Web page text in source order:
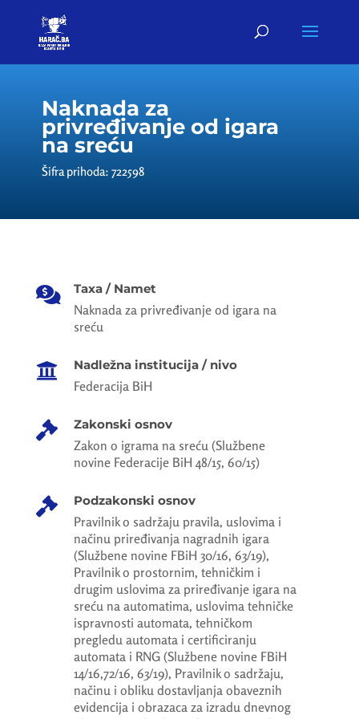
Naknada za
privređivanje od igara
na sreću
Šifra prihoda: 722598
 Taxa / Namet
Naknada za privređivanje od igara na
sreću
 Nadležna institucija / nivo
Federacija BiH
 Zakonski osnov
Zakon o igrama na sreću (Službene
novine Federacije BiH 48/15, 60/15)
 Podzakonski osnov
Pravilnik o sadržaju pravila, uslovima i
načinu priređivanja nagradnih igara
(Službene novine FBiH 30/16, 63/19),
Pravilnik o prostornim, tehničkim i
drugim uslovima za priređivanje igara na
sreću na automatima, uslovima tehničke
ispravnosti automata, tehničkom
pregledu automata i certificiranju
automata i RNG (Službene novine FBiH
14/16,72/16, 63/19), Pravilnik o sadržaju,
načinu i obliku dostavljanja obaveznih
evidencija i obrazaca za izradu dnevnog